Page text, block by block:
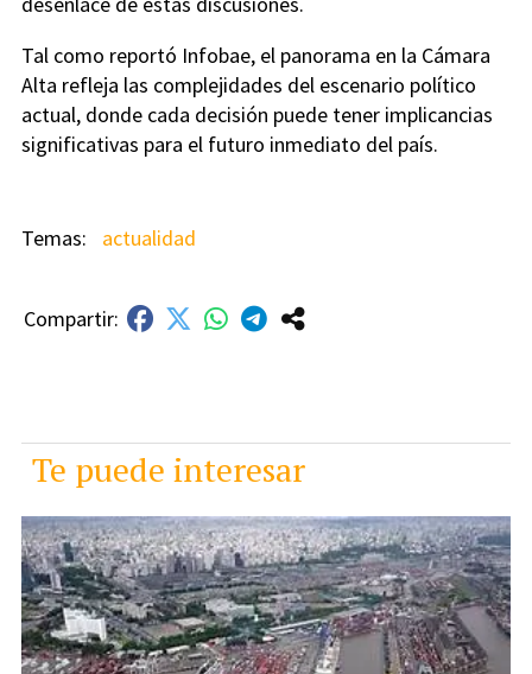
Tal como reportó Infobae, el panorama en la Cámara
Alta refleja las complejidades del escenario político
actual, donde cada decisión puede tener implicancias
significativas para el futuro inmediato del país.
actualidad
Te puede interesar